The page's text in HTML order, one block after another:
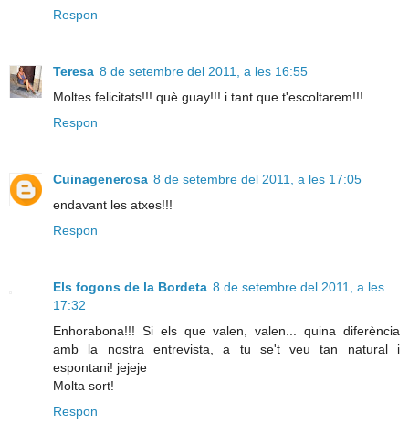
Respon
Teresa 8 de setembre del 2011, a les 16:55
Moltes felicitats!!! què guay!!! i tant que t'escoltarem!!!
Respon
Cuinagenerosa 8 de setembre del 2011, a les 17:05
endavant les atxes!!!
Respon
Els fogons de la Bordeta 8 de setembre del 2011, a les
17:32
Enhorabona!!! Si els que valen, valen... quina diferència
amb la nostra entrevista, a tu se't veu tan natural i
espontani! jejeje
Molta sort!
Respon